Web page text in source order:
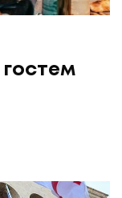
гостем